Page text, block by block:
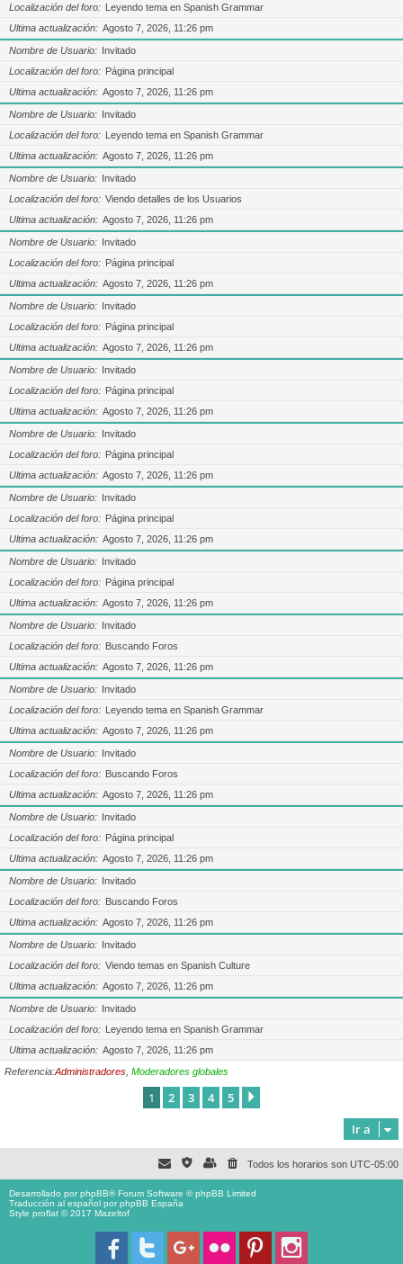
Localización del foro
Leyendo tema en Spanish Grammar
Ultima actualización
Agosto 7, 2026, 11:26 pm
Nombre de Usuario
Invitado
Localización del foro
Página principal
Ultima actualización
Agosto 7, 2026, 11:26 pm
Nombre de Usuario
Invitado
Localización del foro
Leyendo tema en Spanish Grammar
Ultima actualización
Agosto 7, 2026, 11:26 pm
Nombre de Usuario
Invitado
Localización del foro
Viendo detalles de los Usuarios
Ultima actualización
Agosto 7, 2026, 11:26 pm
Nombre de Usuario
Invitado
Localización del foro
Página principal
Ultima actualización
Agosto 7, 2026, 11:26 pm
Nombre de Usuario
Invitado
Localización del foro
Página principal
Ultima actualización
Agosto 7, 2026, 11:26 pm
Nombre de Usuario
Invitado
Localización del foro
Página principal
Ultima actualización
Agosto 7, 2026, 11:26 pm
Nombre de Usuario
Invitado
Localización del foro
Página principal
Ultima actualización
Agosto 7, 2026, 11:26 pm
Nombre de Usuario
Invitado
Localización del foro
Página principal
Ultima actualización
Agosto 7, 2026, 11:26 pm
Nombre de Usuario
Invitado
Localización del foro
Página principal
Ultima actualización
Agosto 7, 2026, 11:26 pm
Nombre de Usuario
Invitado
Localización del foro
Buscando Foros
Ultima actualización
Agosto 7, 2026, 11:26 pm
Nombre de Usuario
Invitado
Localización del foro
Leyendo tema en Spanish Grammar
Ultima actualización
Agosto 7, 2026, 11:26 pm
Nombre de Usuario
Invitado
Localización del foro
Buscando Foros
Ultima actualización
Agosto 7, 2026, 11:26 pm
Nombre de Usuario
Invitado
Localización del foro
Página principal
Ultima actualización
Agosto 7, 2026, 11:26 pm
Nombre de Usuario
Invitado
Localización del foro
Buscando Foros
Ultima actualización
Agosto 7, 2026, 11:26 pm
Nombre de Usuario
Invitado
Localización del foro
Viendo temas en Spanish Culture
Ultima actualización
Agosto 7, 2026, 11:26 pm
Nombre de Usuario
Invitado
Localización del foro
Leyendo tema en Spanish Grammar
Ultima actualización
Agosto 7, 2026, 11:26 pm
Referencia:Administradores Moderadores globales
1 2 3 4 5
Ir a
Todos los horarios son UTC-05:00
Desarrollado porphpBB® Forum Software © phpBB Limited
Traducción al español porphpBB España
Style proflat © 2017 Mazeltof